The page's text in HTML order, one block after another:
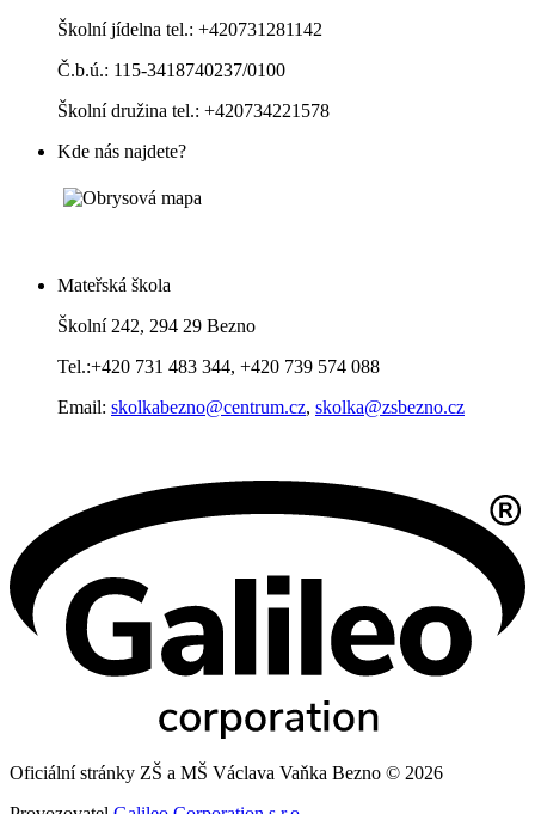
Školní jídelna tel.: +420731281142
Č.b.ú.: 115-3418740237/0100
Školní družina tel.: +420734221578
Kde nás najdete?
Mateřská škola
Školní 242, 294 29 Bezno
Tel.:+420 731 483 344, +420 739 574 088
Email: skolkabezno@centrum.cz, skolka@zsbezno.cz
Oficiální stránky ZŠ a MŠ Václava Vaňka Bezno © 2026